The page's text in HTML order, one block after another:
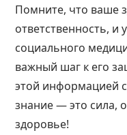
Помните, что ваше
ответственность, и
социального
важный шаг к его
этой информацией
знание — это сила,
здоровье!